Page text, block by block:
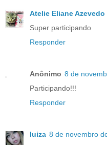
Atelie Eliane Azevedo
Super participando
Responder
Anônimo 8 de
Participando!!!
Responder
luiza 8 de novembro